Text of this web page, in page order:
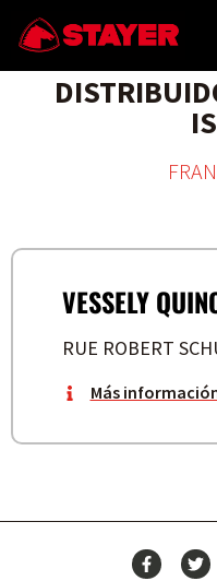
VESSELY
RUE ROBERT
Más